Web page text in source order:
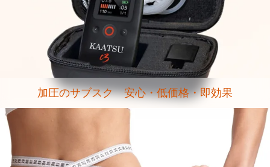
加圧のサブスク 安心・低価格・即効果